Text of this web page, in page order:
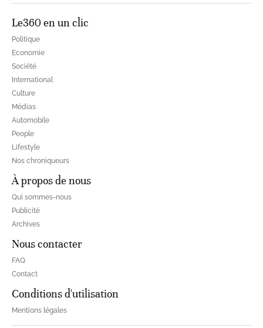
Le360 en un clic
Politique
Economie
Société
International
Culture
Médias
Automobile
People
Lifestyle
Nos chroniqueurs
À propos de nous
Qui sommes-nous
Publicité
Archives
Nous contacter
FAQ
Contact
Conditions d'utilisation
Mentions légales